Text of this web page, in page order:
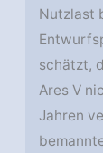
Nutzlast
schätzt,
Ares V
Jahren